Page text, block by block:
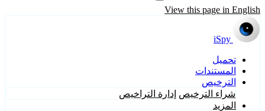
View this page in English
iSpy
تحميل
المستندات
الترخيص
شراء الترخيص إدارة التراخيص
المزيد